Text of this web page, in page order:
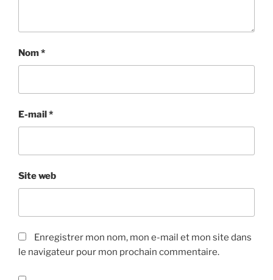
Nom*
E-mail*
Site web
Enregistrer mon nom, mon e-mail et mon site dans
le navigateur pour mon prochain commentaire.